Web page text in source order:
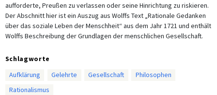
aufforderte, Preußen zu verlassen oder seine Hinrichtung zu riskieren.
Der Abschnitt hier ist ein Auszug aus Wolffs Text „Rationale Gedanken
über das soziale Leben der Menschheit“ aus dem Jahr 1721 und enthält
Wolffs Beschreibung der Grundlagen der menschlichen Gesellschaft.
Schlagworte
Aufklärung
Gelehrte Gesellschaft
Philosophen
Rationalismus